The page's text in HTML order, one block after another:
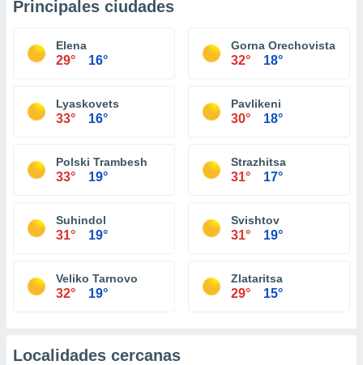
Principales ciudades
Elena
29° 16°
Gorna Orechovista
32° 18°
Lyaskovets
33° 16°
Pavlikeni
30° 18°
Polski Trambesh
33° 19°
Strazhitsa
31° 17°
Suhindol
31° 19°
Svishtov
31° 19°
Veliko Tarnovo
32° 19°
Zlataritsa
29° 15°
Localidades cercanas